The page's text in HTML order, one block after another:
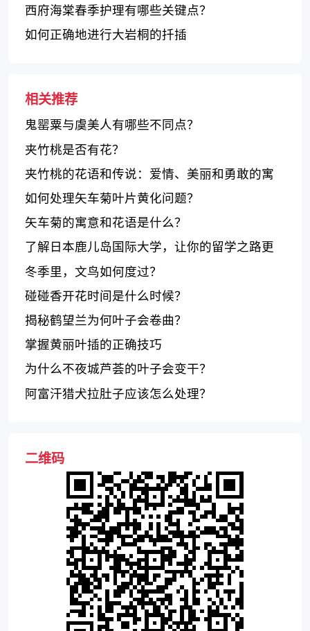
量及相关信息
西府海棠春季护理有哪些关键点？
如何正确地进行大岩桐的扦插
相关推荐
鬼罂粟与虞美人有哪些不同点？
夹竹桃是否有花？
夹竹桃的花语和传说：爱情、美丽和勇敢的寓
意
如何处理矢车菊叶片黄化问题？
矢车菊的寓意和花语是什么？
了解日本鹿儿岛国际大学，让你的留学之路更
顺畅！
冬季里，文鸟如何度过？
碰碰香开花时间是什么时候？
揭秘鹤望兰为何叶子会卷曲？
掌握黄丽叶插的正确技巧
为什么不夜城芦荟的叶子会变干？
阿富汗猎犬拉肚子应该怎么处理？
二维码